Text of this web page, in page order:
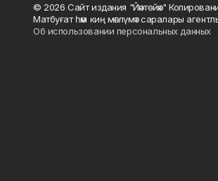
© 2026 Сайт издания "Йәнтөйәк"
Матбуғат һәм киң мәғлүмәт саралары
Об использовании персональных данных